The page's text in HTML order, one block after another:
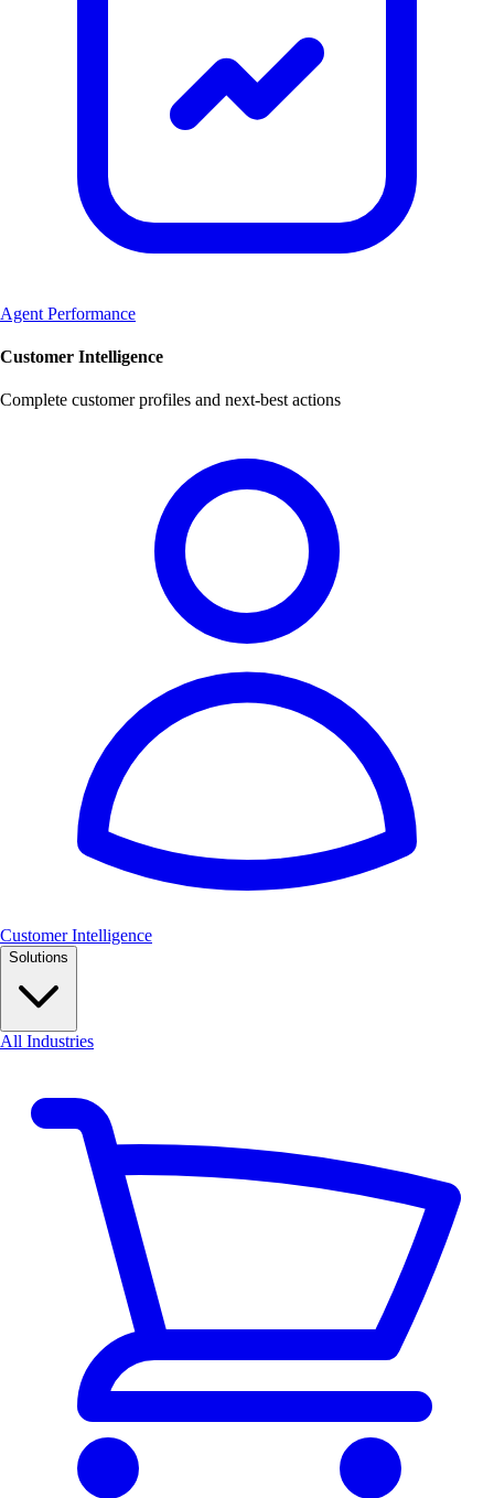
Agent Performance
Customer Intelligence
Complete customer profiles and next-best actions
Customer Intelligence
Solutions
All Industries